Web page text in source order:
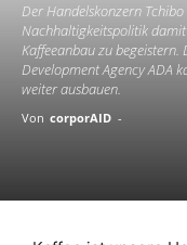
Der Handelskonzern
Nachhaltigkeitspolitik
Kaffeeanbau zu
Development Agency ADA
weiter ausbauen.
Von corporAID -